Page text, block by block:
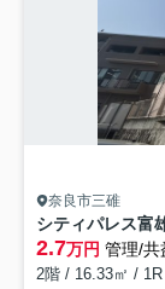
奈良市三碓
シティパレス富
2.7万円 管理/共
2階 / 16.33㎡ /